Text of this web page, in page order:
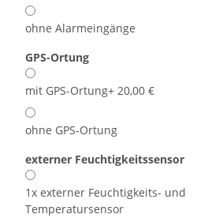
ohne Alarmeingänge
GPS-Ortung
mit GPS-Ortung+ 20,00 €
ohne GPS-Ortung
externer Feuchtigkeitssensor
1x externer Feuchtigkeits- und
Temperatursensor